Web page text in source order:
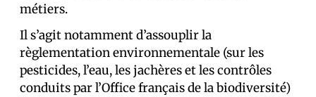
métiers.
Il s’agit notamment d’assouplir la
règlementation environnementale (sur les
pesticides, l’eau, les jachères et les contrôles
conduits par l’Office français de la biodiversité)